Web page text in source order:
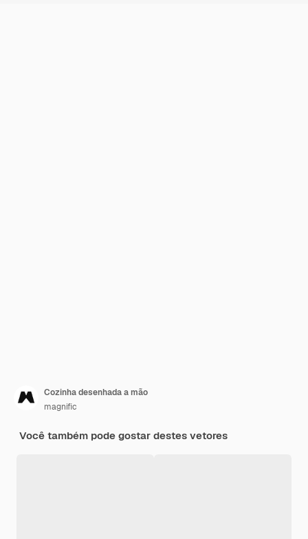
Cozinha desenhada a mão
magnific
Você também pode gostar destes vetores